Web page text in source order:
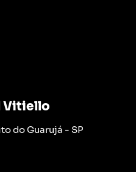
Vitiello
do Guarujá - SP